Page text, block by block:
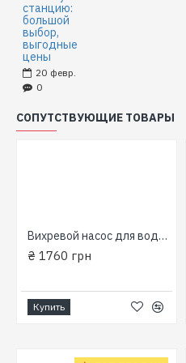
станцию:
большой
выбор,
выгодные
цены
20 февр.
0
СОПУТСТВУЮЩИЕ ТОВАРЫ
Вихревой насос для воды WZ 250 (250 Вт производит: 35 л/мин, напор: 36 м) EuroAqua
₴ 1760 грн
Купить